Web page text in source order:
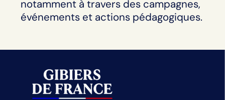
notamment à travers des campagnes,
événements et actions pédagogiques.